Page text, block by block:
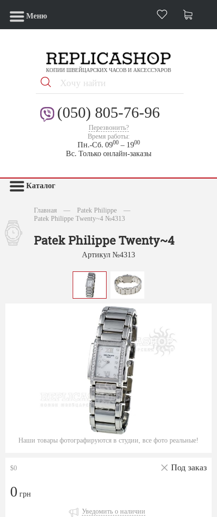
Меню
КОПИИ ШВЕЙЦАРСКИХ ЧАСОВ И АКСЕССУАРОВ
(050) 805-76-96
Перезвонить?
Время работы:
Пн.-Сб. 0900– 1900
Вс. Только онлайн-заказы
Каталог
Главная — Patek Philippe
—
Patek Philippe Twenty~4 №4313
Patek Philippe Twenty~4
Артикул №4313
Наши товары фотографируются в студии, все фото реальные!
$0 Под заказ
0 грн
Уведомить о наличии